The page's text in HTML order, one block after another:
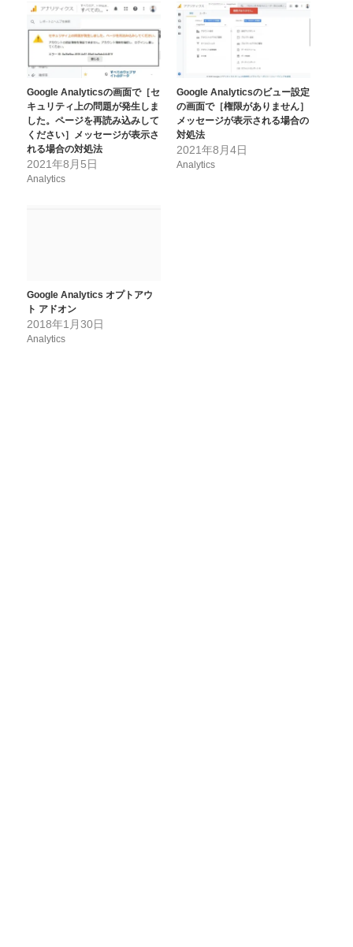
Google Analyticsの画面で［セ
キュリティ上の問題が発生しま
した。ページを再読み込みして
ください］メッセージが表示さ
れる場合の対処法
2021年8月5日
Analytics
Google Analyticsのビュー設定
の画面で［権限がありません］
メッセージが表示される場合の
対処法
2021年8月4日
Analytics
Google Analytics オプトアウ
ト アドオン
2018年1月30日
Analytics